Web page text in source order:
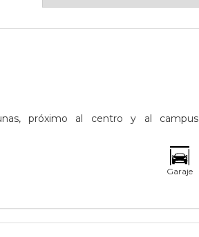
próximo al centro y al campus
Garaje